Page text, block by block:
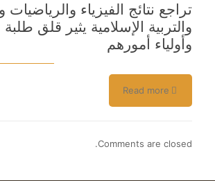
تراجع نتائج الفيزياء والرياضيات
والتربية الإسلامية يثير قلق طلبة
وأولياء أمورهم
Read more
Comments are closed.